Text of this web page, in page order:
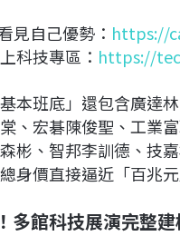
見自己優勢： https://
科技專區： https://
本班底」還包含廣達
、宏碁陳俊聖、工業
彬、智邦李訓德、技
身價直接逼近「百兆
多館科技展演完整